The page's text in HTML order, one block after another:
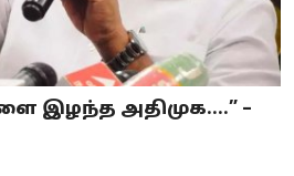
இழந்த அதிமுக....” –